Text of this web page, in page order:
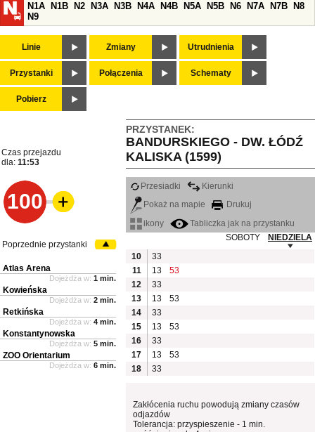
N1A
N1B N2 N3A N3B N4A N4B N5A N5B N6 N7A N7B
N8
N9
Linie Zmiany Utrudnienia
Przystanki Połączenia Schematy
Pobierz
PRZYSTANEK:
BANDURSKIEGO - DW. ŁÓDŹ
KALISKA (1599)
Czas przejazdu
dla: 11:53
100
Przesiadki
Kierunki
Pokaż na mapie
Drukuj
ikony
Tabliczka jak na przystanku
SOBOTY
NIEDZIELA
10
33
11
13
53
12
33
13
13
53
14
33
15
13
53
16
33
17
13
53
18
33
Zakłócenia ruchu powodują zmiany czasów
odjazdów
Tolerancja: przyspieszenie - 1 min.
Poprzednie przystanki
Atlas Arena
Dojeżdża w: 1 min.
Kowieńska
Dojeżdża w: 2 min.
Retkińska
Dojeżdża w: 4 min.
Konstantynowska
Dojeżdża w: 5 min.
ZOO Orientarium
Dojeżdża w: 6 min.